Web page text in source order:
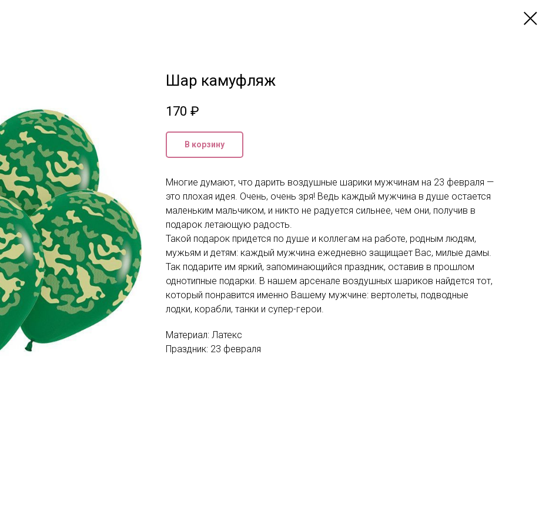
Шар камуфляж
170 ₽
В корзину
Многие думают, что дарить воздушные шарики мужчинам на 23 февраля —
это плохая идея. Очень, очень зря! Ведь каждый мужчина в душе остается
маленьким мальчиком, и никто не радуется сильнее, чем они, получив в
подарок летающую радость.
Такой подарок придется по душе и коллегам на работе, родным людям,
мужьям и детям: каждый мужчина ежедневно защищает Вас, милые дамы.
Так подарите им яркий, запоминающийся праздник, оставив в прошлом
однотипные подарки. В нашем арсенале воздушных шариков найдется тот,
который понравится именно Вашему мужчине: вертолеты, подводные
лодки, корабли, танки и супер-герои.
Материал: Латекс
Праздник: 23 февраля